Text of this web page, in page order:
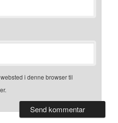
i denne browser til